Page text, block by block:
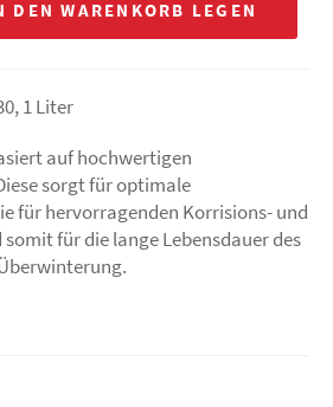
DEN WARENKORB LEGEN
1 Liter
auf hochwertigen
sorgt für optimale
für hervorragenden Korrisions- und
für die lange Lebensdauer des